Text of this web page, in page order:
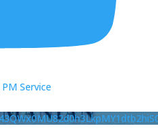
Service